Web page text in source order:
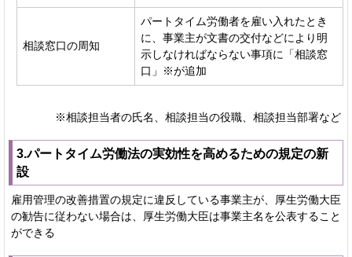
相談窓口の周知
パートタイム労働者を雇い入れたとき
に、事業主が文書の交付などにより明
示しなければならない事項に「相談窓
口」※が追加
※相談担当者の氏名、相談担当の役職、相談担当部署など
3.パートタイム労働法の実効性を高めるための規定の新
設
雇用管理の改善措置の規定に違反している事業主が、厚生労働大臣
の勧告に従わない場合は、厚生労働大臣は事業主名を公表すること
ができる